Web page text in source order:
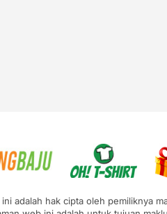
adalah hak cipta oleh pemiliknya